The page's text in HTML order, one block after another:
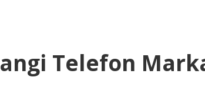
Telefon